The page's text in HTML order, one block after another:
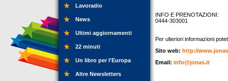
Lavoradio
News
Ultimi aggiornamenti
22 minuti
Un libro per l'Europa
Altre Newsletters
INFO E PRENOTAZIONI:
0444-303001
Per ulteriori informazioni
Sito web: http://
Email: info@jonas.it